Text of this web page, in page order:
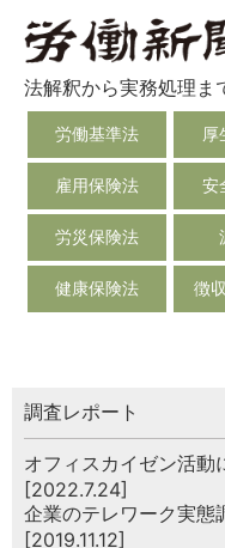
法解釈から実務処理ま
労働基準法 厚
雇用保険法 安
労災保険法
健康保険法 徴
調査レポート
オフィスカイゼン活
[2022.7.24]
企業のテレワーク実態
[2019.11.12]